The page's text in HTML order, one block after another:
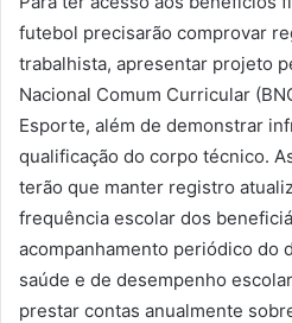
futebol precisarão comprovar
trabalhista, apresentar projeto
Nacional Comum Curricular
Esporte, além de demonstrar
qualificação do corpo técnico.
terão que manter registro
frequência escolar dos
acompanhamento periódico do
saúde e de desempenho
prestar contas anualmente